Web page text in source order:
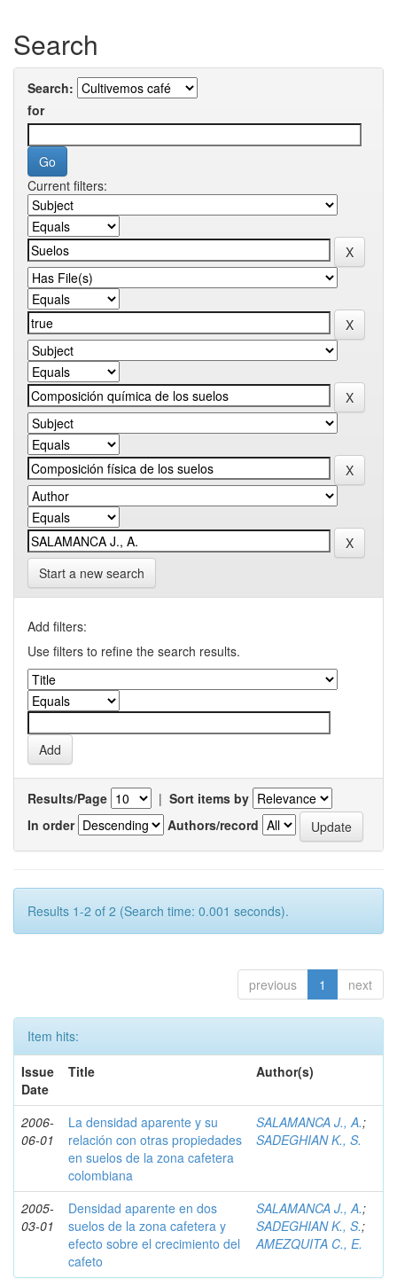
Search
Search:
for
Current filters:
Start a new search
Add filters:
Use filters to refine the search results.
Results/Page | Sort items by
In order
Authors/record
Results 1-2 of 2 (Search time: 0.001 seconds).
previous 1 next
Item hits:
Issue
Date
Title Author(s)
2006-
06-01
La densidad aparente y su
relación con otras propiedades
en suelos de la zona cafetera
colombiana
SALAMANCA J., A.;
SADEGHIAN K., S.
2005-
03-01
Densidad aparente en dos
suelos de la zona cafetera y
efecto sobre el crecimiento del
cafeto
SALAMANCA J., A.;
SADEGHIAN K., S.;
AMEZQUITA C., E.